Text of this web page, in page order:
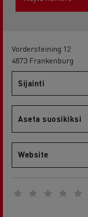
Vordersteining 12
4873 Frankenburg
Sijainti
Aseta suosikiksi
Website